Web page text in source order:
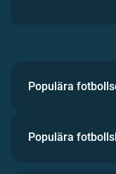
Populära
Populära